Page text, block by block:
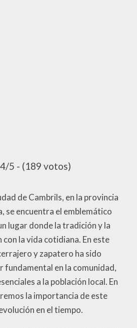
4/5 - (189 votos)
de Cambrils, en la provincia
se encuentra el emblemático
lugar donde la tradición y la
la vida cotidiana. En este
y zapatero ha sido
fundamental en la comunidad,
a la población local. En
la importancia de este
en el tiempo.